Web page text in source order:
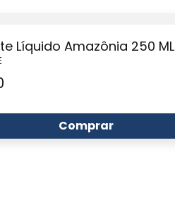
Líquido Amazônia 250 ML
Comprar